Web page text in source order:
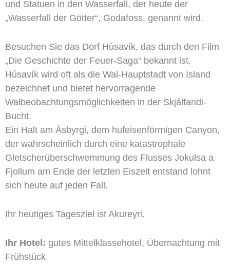
und Statuen in den Wasserfall, der heute der
„Wasserfall der Götter“, Godafoss, genannt wird.
Besuchen Sie das Dorf Húsavík, das durch den Film
„Die Geschichte der Feuer-Saga“ bekannt ist.
Húsavík wird oft als die Wal-Hauptstadt von Island
bezeichnet und bietet hervorragende
Walbeobachtungsmöglichkeiten in der Skjálfandi-
Bucht.
Ein Halt am Ásbyrgi, dem hufeisenförmigen Canyon,
der wahrscheinlich durch eine katastrophale
Gletscherüberschwemmung des Flusses Jokulsa a
Fjollum am Ende der letzten Eiszeit entstand lohnt
sich heute auf jeden Fall.
Ihr heutiges Tagesziel ist Akureyri.
Ihr Hotel: gutes Mittelklassehotel, Übernachtung mit
Frühstück